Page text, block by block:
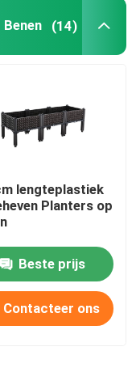
(14)
lengteplastiek
Planters op
Beste prijs
Contacteer ons